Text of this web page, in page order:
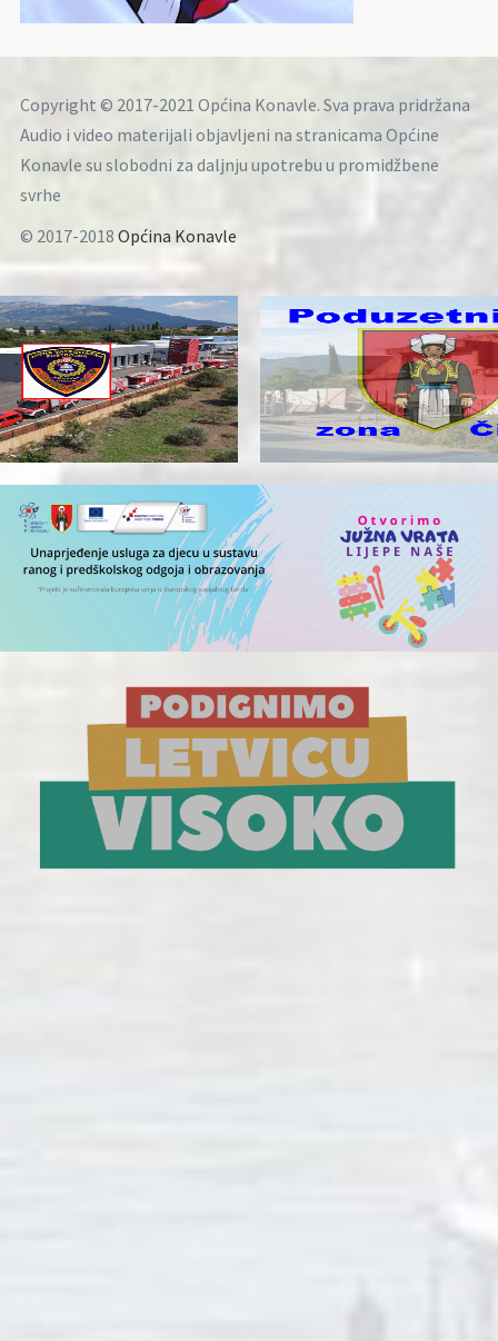
Copyright © 2017-2021 Općina Konavle. Sva prava pridržana
Audio i video materijali objavljeni na stranicama Općine
Konavle su slobodni za daljnju upotrebu u promidžbene
svrhe
© 2017-2018 Općina Konavle